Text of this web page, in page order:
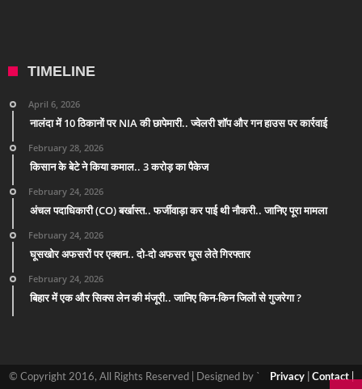
TIMELINE
April 6, 2026
नालंदा में 10 ठिकानों पर NIA की छापेमारी.. ज्वेलरी शॉप और गन हाउस पर कार्रवाई
February 28, 2026
किसान के बेटे ने किया कमाल.. 3 करोड़ का पैकेज
February 24, 2026
अंचल पदाधिकारी (CO) बर्खास्त.. फर्जीवाड़ा कर पाई थी नौकरी.. जानिए पूरा मामला
February 24, 2026
घूसखोर अफसरों पर एक्शन.. दो-दो अफसर घूस लेते गिरफ्तार
February 24, 2026
बिहार में एक और सिक्स लेन की मंजूरी.. जानिए किन-किन जिलों से गुजरेगा ?
© Copyright 2016, All Rights Reserved | Designed by ` Privacy| Contact |